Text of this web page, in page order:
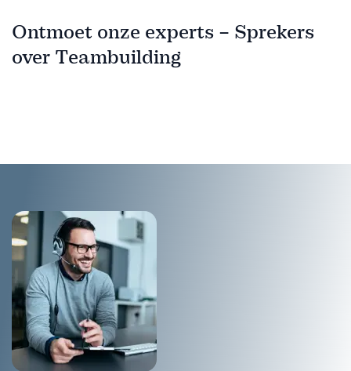
Ontmoet onze experts – Sprekers
over Teambuilding